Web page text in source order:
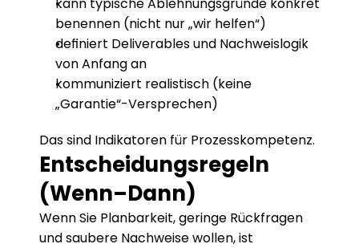
benennen (nicht nur „wir helfen“)
definiert Deliverables und Nachweislogik
von Anfang an
kommuniziert realistisch (keine
„Garantie“-Versprechen)
Das sind Indikatoren für Prozesskompetenz.
Entscheidungsregeln
(Wenn–Dann)
Wenn Sie Planbarkeit, geringe Rückfragen
und saubere Nachweise wollen, ist